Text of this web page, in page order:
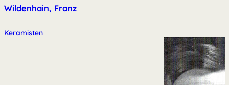
Wildenhain, Franz
Keramisten